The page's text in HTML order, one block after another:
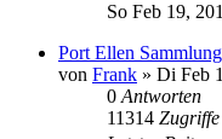
So Feb 19,
Port Ellen
von Frank » Di Feb
0 Antworten
11314 Zugriffe